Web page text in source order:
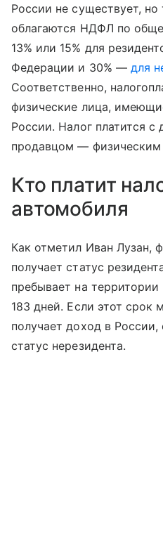
России не существует, но
облагаются НДФЛ по
13% или 15% для
Федерации и 30% — для
Соответственно,
физические лица,
России. Налог платится с
продавцом —
Кто платит
автомобиля
Как отметил Иван Лузан,
получает статус
пребывает на территории
183 дней. Если этот срок
получает доход в России,
статус нерезидента.